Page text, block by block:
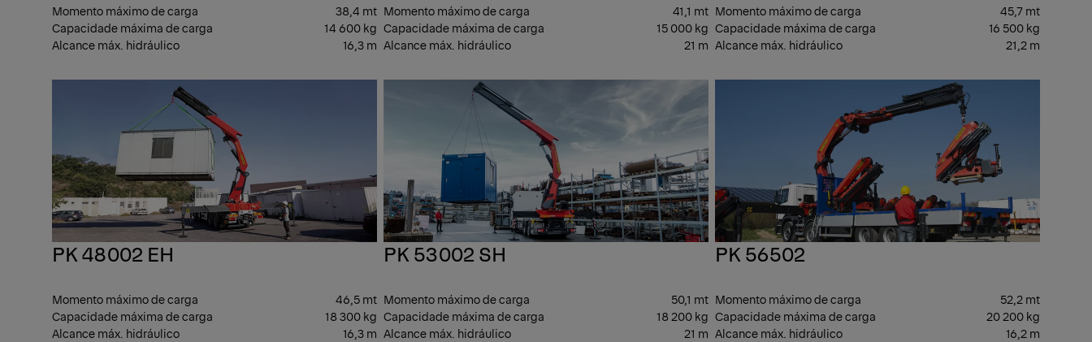
Momento máximo de carga
38,4 mt
Capacidade máxima de carga
14 600 kg
Alcance máx. hidráulico
16,3 m
Momento máximo de carga
41,1 mt
Capacidade máxima de carga
15 000 kg
Alcance máx. hidráulico
21 m
Momento máximo de carga
45,7 mt
Capacidade máxima de carga
16 500 kg
Alcance máx. hidráulico
21,2 m
PK 48002 EH
Momento máximo de carga
46,5 mt
Capacidade máxima de carga
18 300 kg
Alcance máx. hidráulico
16,3 m
PK 53002 SH
Momento máximo de carga
50,1 mt
Capacidade máxima de carga
18 200 kg
Alcance máx. hidráulico
21 m
PK 56502
Momento máximo de carga
52,2 mt
Capacidade máxima de carga
20 200 kg
Alcance máx. hidráulico
16,2 m